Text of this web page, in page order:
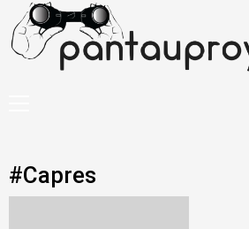
content
#Capres